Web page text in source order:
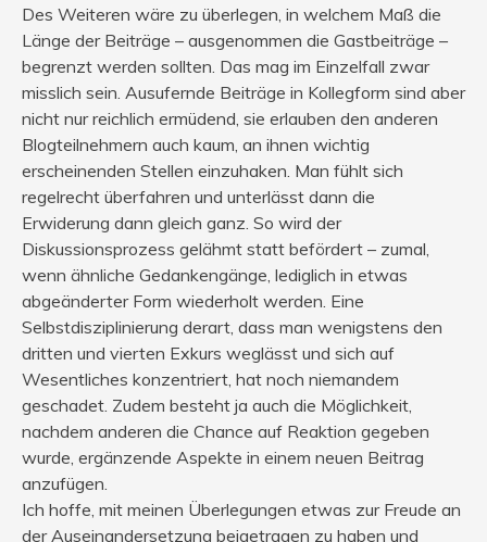
Des Weiteren wäre zu überlegen, in welchem Maß die
Länge der Beiträge – ausgenommen die Gastbeiträge –
begrenzt werden sollten. Das mag im Einzelfall zwar
misslich sein. Ausufernde Beiträge in Kollegform sind aber
nicht nur reichlich ermüdend, sie erlauben den anderen
Blogteilnehmern auch kaum, an ihnen wichtig
erscheinenden Stellen einzuhaken. Man fühlt sich
regelrecht überfahren und unterlässt dann die
Erwiderung dann gleich ganz. So wird der
Diskussionsprozess gelähmt statt befördert – zumal,
wenn ähnliche Gedankengänge, lediglich in etwas
abgeänderter Form wiederholt werden. Eine
Selbstdisziplinierung derart, dass man wenigstens den
dritten und vierten Exkurs weglässt und sich auf
Wesentliches konzentriert, hat noch niemandem
geschadet. Zudem besteht ja auch die Möglichkeit,
nachdem anderen die Chance auf Reaktion gegeben
wurde, ergänzende Aspekte in einem neuen Beitrag
anzufügen.
Ich hoffe, mit meinen Überlegungen etwas zur Freude an
der Auseinandersetzung beigetragen zu haben und